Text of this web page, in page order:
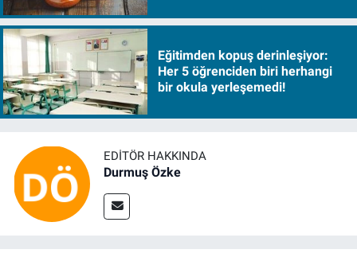
Eğitimden kopuş derinleşiyor:
Her 5 öğrenciden biri herhangi
bir okula yerleşemedi!
EDITÖR HAKKINDA
Durmuş Özke